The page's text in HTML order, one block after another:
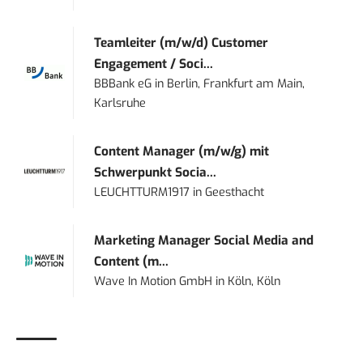
Teamleiter (m/w/d) Customer
Engagement / Soci...
BBBank eG in Berlin, Frankfurt am Main,
Karlsruhe
Content Manager (m/w/g) mit
Schwerpunkt Socia...
LEUCHTTURM1917 inGeesthacht
Marketing Manager Social Media and
Content (m...
Wave In Motion GmbH in Köln, Köln